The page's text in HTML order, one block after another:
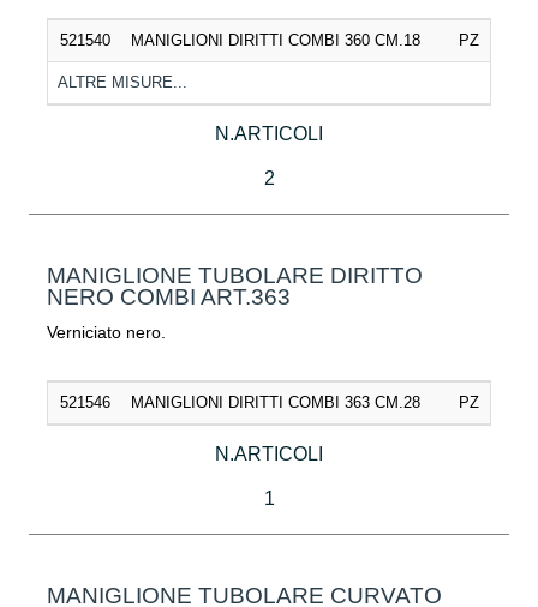
521540 MANIGLIONI DIRITTI COMBI 360 CM.18 PZ
ALTRE MISURE...
N.ARTICOLI
2
MANIGLIONE TUBOLARE DIRITTO
NERO COMBI ART.363
Verniciato nero.
521546 MANIGLIONI DIRITTI COMBI 363 CM.28 PZ
N.ARTICOLI
1
MANIGLIONE TUBOLARE CURVATO